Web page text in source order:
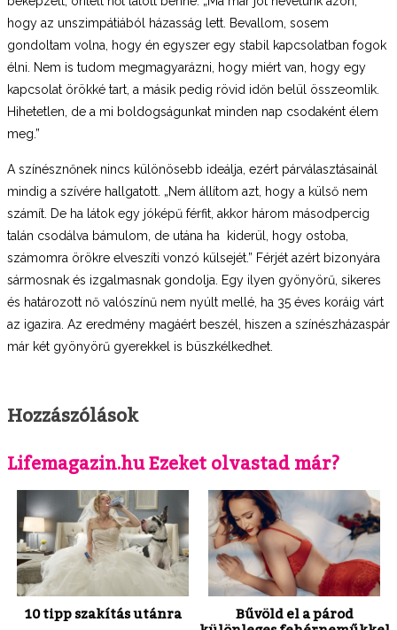
hogy az unszimpátiából házasság lett. Bevallom, sosem
gondoltam volna, hogy én egyszer egy stabil kapcsolatban fogok
élni. Nem is tudom megmagyarázni, hogy miért van, hogy egy
kapcsolat örökké tart, a másik pedig rövid időn belül összeomlik.
Hihetetlen, de a mi boldogságunkat minden nap csodaként élem
meg.”
A színésznőnek nincs különösebb ideálja, ezért párválasztásainál
mindig a szívére hallgatott. „Nem állítom azt, hogy a külső nem
számít. De ha látok egy jóképű férfit, akkor három másodpercig
talán csodálva bámulom, de utána ha kiderül, hogy ostoba,
számomra örökre elveszíti vonzó külsejét.” Férjét azért bizonyára
sármosnak és izgalmasnak gondolja. Egy ilyen gyönyörű, sikeres
és határozott nő valószínű nem nyúlt mellé, ha 35 éves koráig várt
az igazira. Az eredmény magáért beszél, hiszen a színészházaspár
már két gyönyörű gyerekkel is büszkélkedhet.
Hozzászólások
Lifemagazin.hu Ezeket olvastad már?
10 tipp szakítás utánra
Bűvöld el a párod